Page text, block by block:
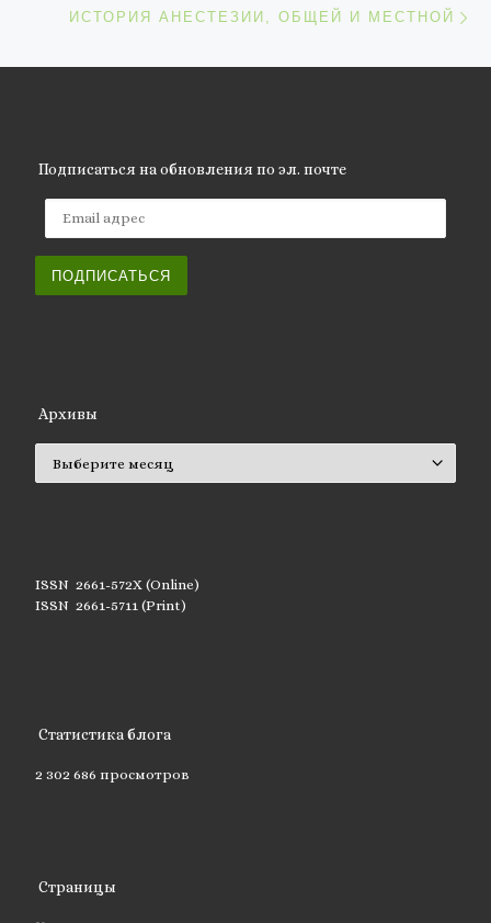
ИСТОРИЯ АНЕСТЕЗИИ, ОБЩЕЙ И МЕСТНОЙ
Подписаться на обновления по эл. почте
ПОДПИСАТЬСЯ
Архивы
ISSN 2661-572X (Online)
ISSN 2661-5711 (Print)
Статистика блога
2 302 686 просмотров
Страницы